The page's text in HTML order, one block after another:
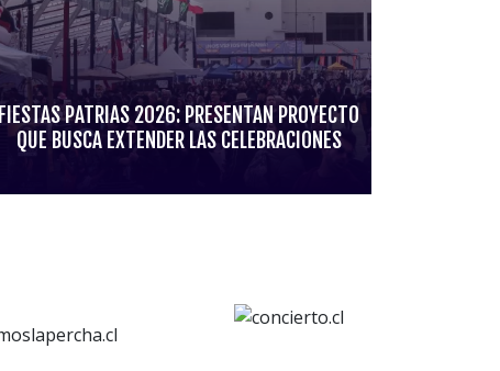
FIESTAS PATRIAS 2026: PRESENTAN PROYECTO
QUE BUSCA EXTENDER LAS CELEBRACIONES